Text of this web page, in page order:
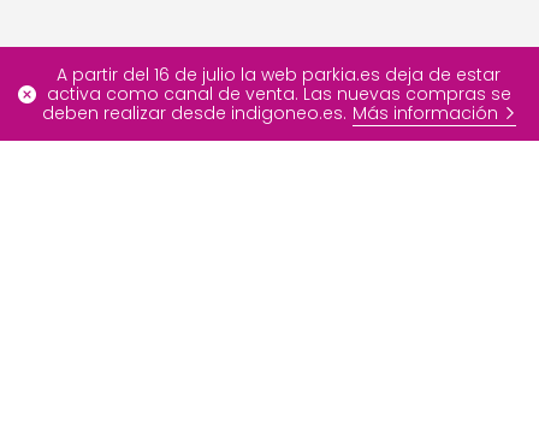
A partir del 16 de julio la web parkia.es deja de estar
activa como canal de venta. Las nuevas compras se
deben realizar desde indigoneo.es. Más información